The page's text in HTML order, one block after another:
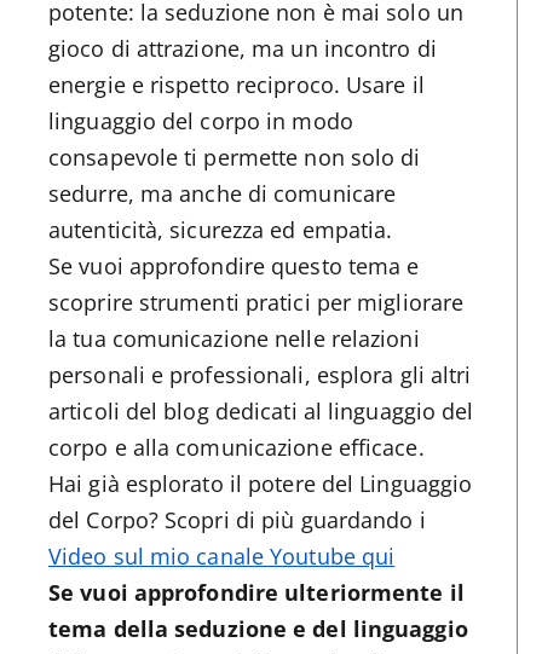
potente: la seduzione non è mai solo un
gioco di attrazione, ma un incontro di
energie e rispetto reciproco. Usare il
linguaggio del corpo in modo
consapevole ti permette non solo di
sedurre, ma anche di comunicare
autenticità, sicurezza ed empatia.
Se vuoi approfondire questo tema e
scoprire strumenti pratici per migliorare
la tua comunicazione nelle relazioni
personali e professionali, esplora gli altri
articoli del blog dedicati al linguaggio del
corpo e alla comunicazione efficace.
Hai già esplorato il potere del Linguaggio
del Corpo? Scopri di più guardando i
Video sul mio canale Youtube qui
Se vuoi approfondire ulteriormente il
tema della seduzione e del linguaggio